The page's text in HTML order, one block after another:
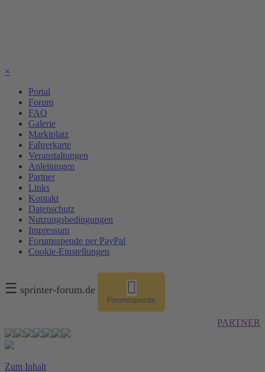
×
Portal
Forum
FAQ
Galerie
Marktplatz
Fahrerkarte
Veranstaltungen
Anleitungen
Partner
Links
Kontakt
Datenschutz
Nutzungsbedingungen
Impressum
Forumsspende per PayPal
Cookie-Einstellungen
☰ sprinter-forum.de
Forumsspende
PARTNER
Zum Inhalt